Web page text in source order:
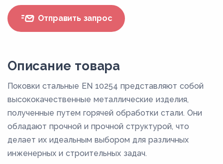
Отправить запрос
Описание товара
Поковки стальные EN 10254 представляют собой
высококачественные металлические изделия,
полученные путем горячей обработки стали. Они
обладают прочной и прочной структурой, что
делает их идеальным выбором для различных
инженерных и строительных задач.